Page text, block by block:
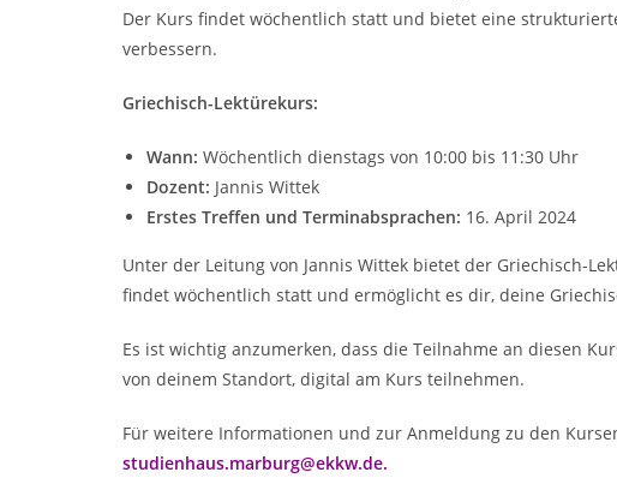
Der Kurs findet wöchentlich statt und bietet eine
verbessern.
Griechisch-Lektürekurs:
Wann: Wöchentlich dienstags von 10:00 bis 11:30 Uhr
Dozent: Jannis Wittek
Erstes Treffen und Terminabsprachen: 16. April 2024
Unter der Leitung von Jannis Wittek bietet der Griechisch-
findet wöchentlich statt und ermöglicht es dir, deine
Es ist wichtig anzumerken, dass die Teilnahme an diesen
von deinem Standort, digital am Kurs teilnehmen.
Für weitere Informationen und zur Anmeldung zu den
studienhaus.marburg@ekkw.de.